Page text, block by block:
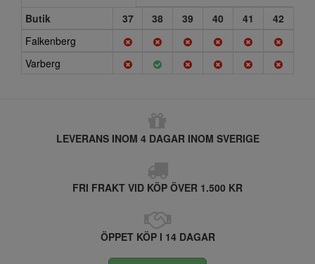
Butik
37 38 39 40 41
42
Falkenberg
Varberg
LEVERANS INOM 4 DAGAR INOM SVERIGE
FRI FRAKT VID KÖP ÖVER 1.500 KR
ÖPPET KÖP I 14 DAGAR